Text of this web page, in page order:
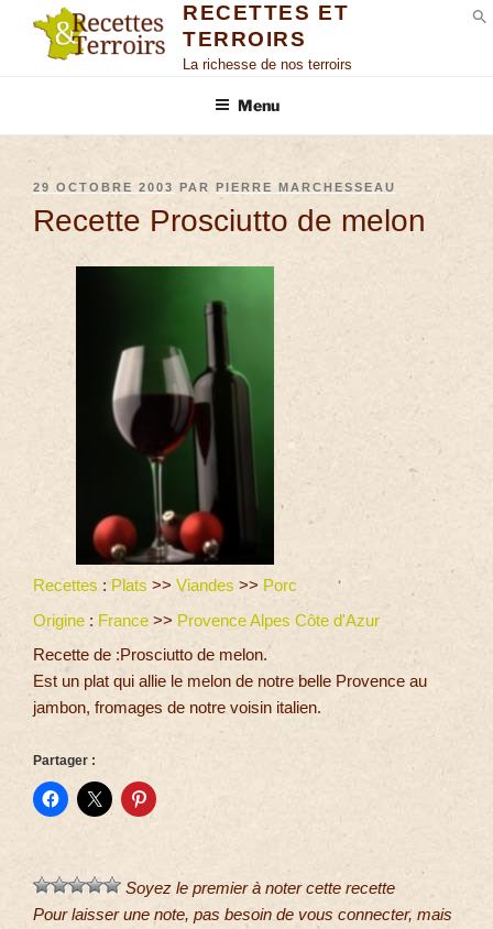
RECETTES ET
TERROIRS
La richesse de nos terroirs
Menu
29 OCTOBRE 2003 PAR PIERRE MARCHESSEAU
Recette Prosciutto de melon
Recettes : Plats >> Viandes >> Porc
Origine : France >> Provence Alpes Côte d'Azur
Recette de :Prosciutto de melon.
Est un plat qui allie le melon de notre belle Provence au
jambon, fromages de notre voisin italien.
Partager :
Soyez le premier à noter cette recette
Pour laisser une note, pas besoin de vous connecter, mais